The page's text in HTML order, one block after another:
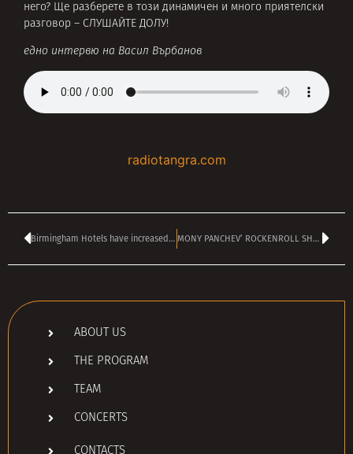
него? Ще разберете в този динамичен и много приятелски
разговор – СЛУШАЙТЕ ДОЛУ!
едно интервю на Васил Върбанов
radiotangra.com
Birmingham Hotels have increased their prices by up to 725% for BLACK SABBATH final gig MONY PANCHEV’ ROCKENROLL SHOW kicks off today at 4 PM
ABOUT US
THE PROGRAM
TEAM
CONCERTS
CONTACTS